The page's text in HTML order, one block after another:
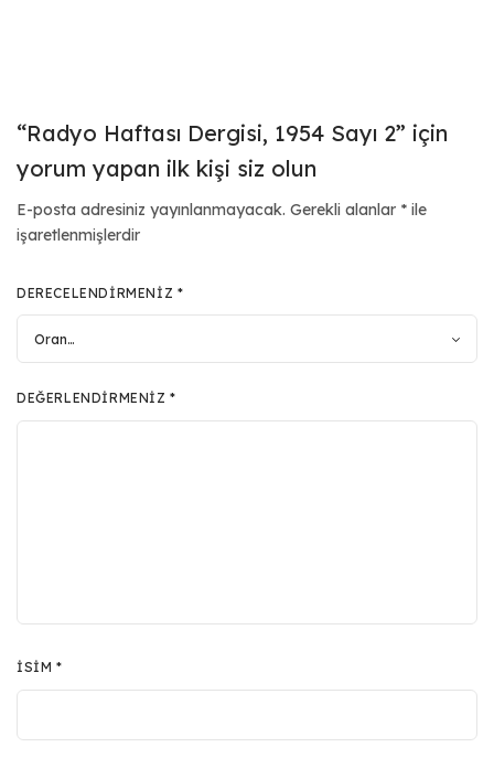
“Radyo Haftası Dergisi, 1954 Sayı 2” için
yorum yapan ilk kişi siz olun
E-posta adresiniz yayınlanmayacak. Gerekli alanlar * ile
işaretlenmişlerdir
DERECELENDIRMENIZ *
DEĞERLENDIRMENIZ*
İSIM*